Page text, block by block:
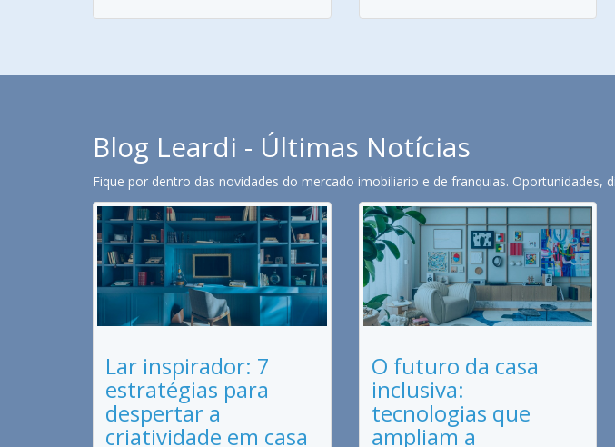
Blog Leardi - Últimas Notícias
Fique por dentro das novidades do mercado imobiliario e de franquias. Oportunidades,
Lar inspirador: 7
estratégias para
despertar a
criatividade em casa
O futuro da casa
inclusiva:
tecnologias que
ampliam a